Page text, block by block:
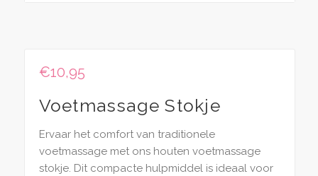
€10,95
Voetmassage Stokje
Ervaar het comfort van traditionele
voetmassage met ons houten voetmassage
stokje. Dit compacte hulpmiddel is ideaal voor